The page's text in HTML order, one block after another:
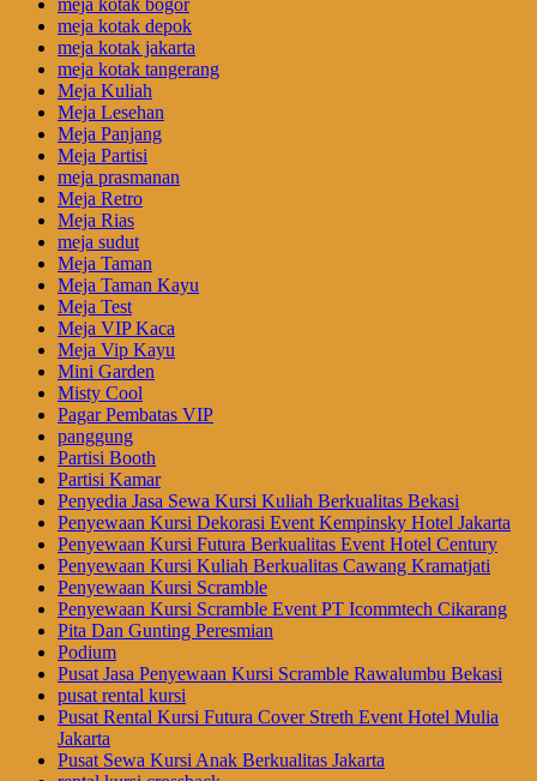
meja kotak bogor
meja kotak depok
meja kotak jakarta
meja kotak tangerang
Meja Kuliah
Meja Lesehan
Meja Panjang
Meja Partisi
meja prasmanan
Meja Retro
Meja Rias
meja sudut
Meja Taman
Meja Taman Kayu
Meja Test
Meja VIP Kaca
Meja Vip Kayu
Mini Garden
Misty Cool
Pagar Pembatas VIP
panggung
Partisi Booth
Partisi Kamar
Penyedia Jasa Sewa Kursi Kuliah Berkualitas Bekasi
Penyewaan Kursi Dekorasi Event Kempinsky Hotel Jakarta
Penyewaan Kursi Futura Berkualitas Event Hotel Century
Penyewaan Kursi Kuliah Berkualitas Cawang Kramatjati
Penyewaan Kursi Scramble
Penyewaan Kursi Scramble Event PT Icommtech Cikarang
Pita Dan Gunting Peresmian
Podium
Pusat Jasa Penyewaan Kursi Scramble Rawalumbu Bekasi
pusat rental kursi
Pusat Rental Kursi Futura Cover Streth Event Hotel Mulia
Jakarta
Pusat Sewa Kursi Anak Berkualitas Jakarta